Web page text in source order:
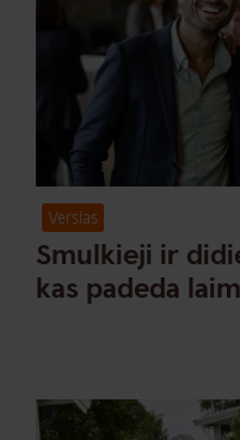
Verslas
Smulkieji ir
kas padeda